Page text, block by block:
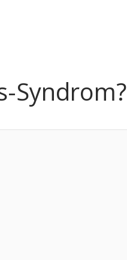
Syndrom?